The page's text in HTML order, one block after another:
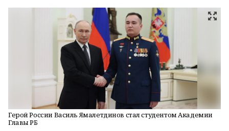
Герой России Василь Ямалетдинов стал студентом Академии
Главы РБ